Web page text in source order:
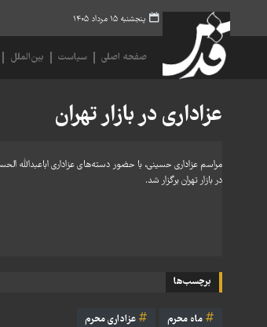
پنجشنبه ۱۵ مرداد ۱۴۰۵
صفحه اصلی سیاست بین‌الملل
عزاداری در بازار تهران
مراسم عزاداری حسینی، با حضور دسته‌های عزاداری
در بازار تهران برگزار شد.
برچسب‌ها
ماه محرم عزاداری محرم